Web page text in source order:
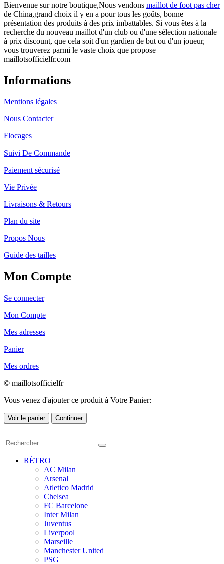
Bienvenue sur notre boutique,Nous vendons maillot de foot pas cher
de China,grand choix il y en a pour tous les goûts, bonne
présentation des produits à des prix imbattables. Si vous êtes à la
recherche du nouveau maillot d'un club ou d'une sélection nationale
à prix discount, que cela soit d'un gardien de but ou d'un joueur,
vous trouverez parmi le vaste choix que propose
maillotsofficielfr.com
Informations
Mentions légales
Nous Contacter
Flocages
Suivi De Commande
Paiement sécurisé
Vie Privée
Livraisons & Retours
Plan du site
Propos Nous
Guide des tailles
Mon Compte
Se connecter
Mon Compte
Mes adresses
Panier
Mes ordres
© maillotsofficielfr
Vous venez d'ajouter ce produit à Votre Panier:
Voir le panier Continuer
RÉTRO
AC Milan
Arsenal
Atletico Madrid
Chelsea
FC Barcelone
Inter Milan
Juventus
Liverpool
Marseille
Manchester United
PSG